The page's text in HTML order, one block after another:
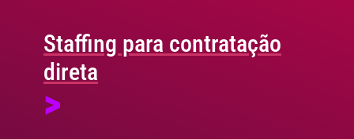
Staffing para contratação
direta
>